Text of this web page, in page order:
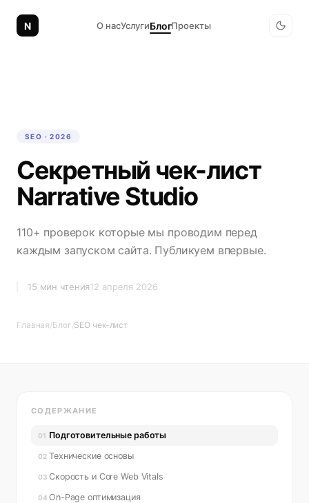
N О насУслугиБлогПроекты
SEO · 2026
Секретный чек-лист
Narrative Studio
110+ проверок которые мы проводим перед
каждым запуском сайта. Публикуем впервые.
15 мин чтения12 апреля 2026
Главная/Блог/SEO чек-лист
СОДЕРЖАНИЕ
01 Подготовительные работы
02 Технические основы
03 Скорость и Core Web Vitals
04 On-Page оптимизация